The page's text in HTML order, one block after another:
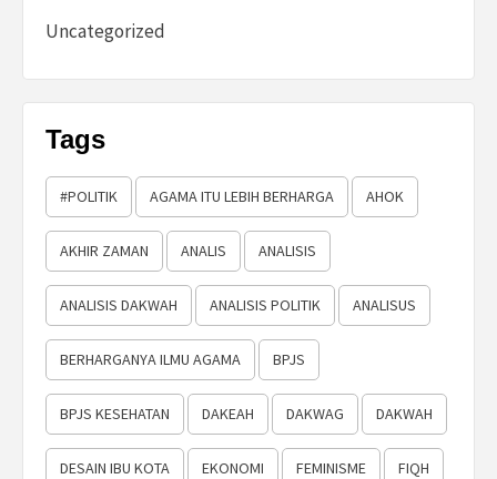
Uncategorized
Tags
#POLITIK AGAMA ITU LEBIH BERHARGA AHOK
AKHIR ZAMAN ANALIS ANALISIS
ANALISIS DAKWAH ANALISIS POLITIK ANALISUS
BERHARGANYA ILMU AGAMA BPJS
BPJS KESEHATAN DAKEAH DAKWAG DAKWAH
DESAIN IBU KOTA EKONOMI FEMINISME FIQH